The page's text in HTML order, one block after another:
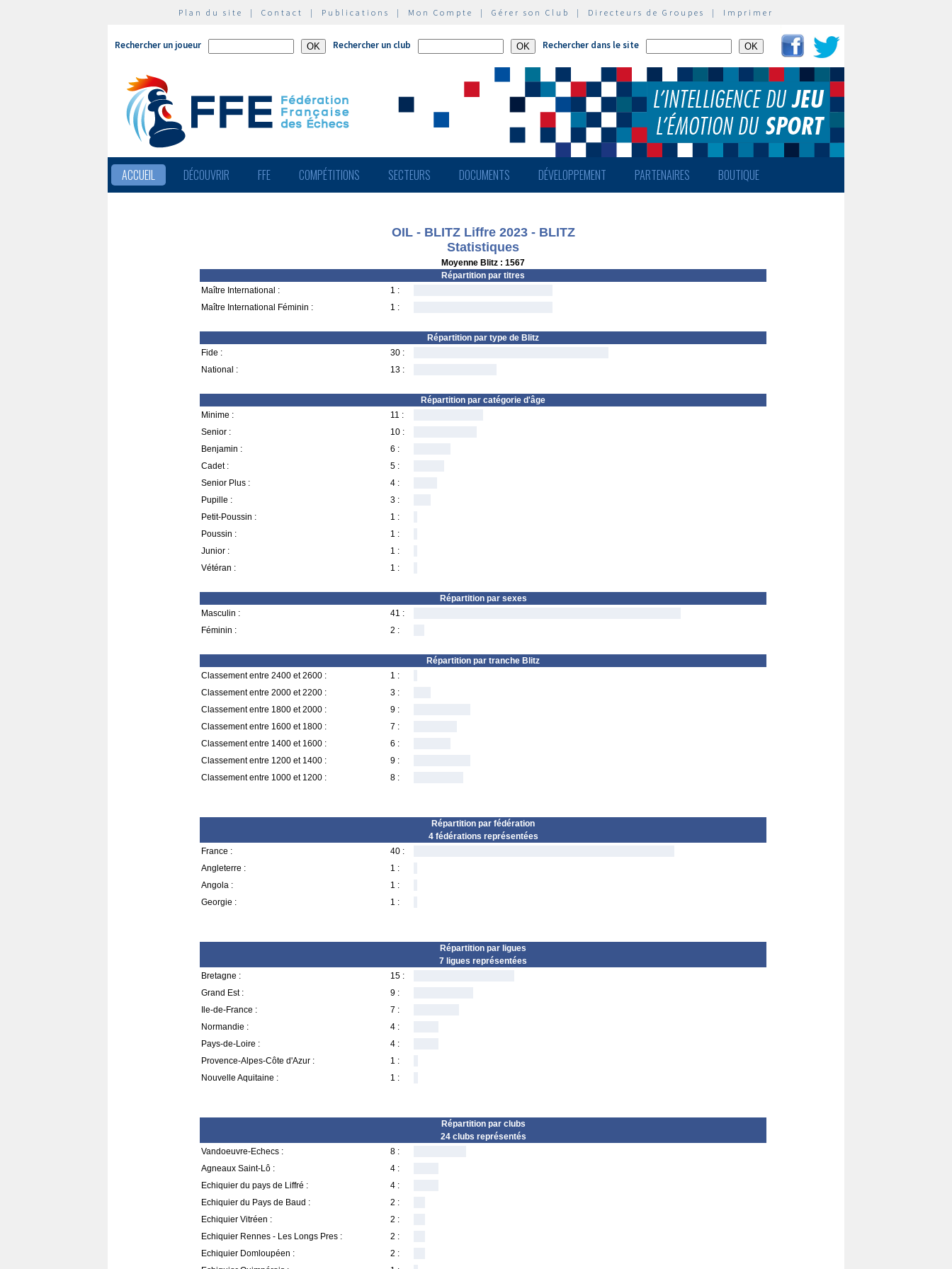
Plan du site | Contact | Publications | Mon Compte | Gérer son Club | Directeurs de Groupes | Imprimer
Rechercher un joueur Rechercher un club Rechercher dans le site
ACCUEIL DÉCOUVRIR FFE COMPÉTITIONS SECTEURS DOCUMENTS DÉVELOPPEMENT PARTENAIRES BOUTIQUE
OIL - BLITZ Liffre 2023 - BLITZ
Statistiques
Moyenne Blitz : 1567
Répartition par titres
Maître International :
1 :
Maître International Féminin :
1 :
Répartition par type de Blitz
Fide :
30 :
National :
13 :
Répartition par catégorie d'âge
Minime :
11 :
Senior :
10 :
Benjamin :
6 :
Cadet :
5 :
Senior Plus :
4 :
Pupille :
3 :
Petit-Poussin :
1 :
Poussin :
1 :
Junior :
1 :
Vétéran :
1 :
Répartition par sexes
Masculin :
41 :
Féminin :
2 :
Répartition par tranche Blitz
Classement entre 2400 et 2600 :
1 :
Classement entre 2000 et 2200 :
3 :
Classement entre 1800 et 2000 :
9 :
Classement entre 1600 et 1800 :
7 :
Classement entre 1400 et 1600 :
6 :
Classement entre 1200 et 1400 :
9 :
Classement entre 1000 et 1200 :
8 :
Répartition par fédération
4 fédérations représentées
France :
40 :
Angleterre :
1 :
Angola :
1 :
Georgie :
1 :
Répartition par ligues
7 ligues représentées
Bretagne :
15 :
Grand Est :
9 :
Ile-de-France :
7 :
Normandie :
4 :
Pays-de-Loire :
4 :
Provence-Alpes-Côte d'Azur :
1 :
Nouvelle Aquitaine :
1 :
Répartition par clubs
24 clubs représentés
Vandoeuvre-Echecs :
8 :
Agneaux Saint-Lô :
4 :
Echiquier du pays de Liffré :
4 :
Echiquier du Pays de Baud :
2 :
Echiquier Vitréen :
2 :
Echiquier Rennes - Les Longs Pres :
2 :
Echiquier Domloupéen :
2 :